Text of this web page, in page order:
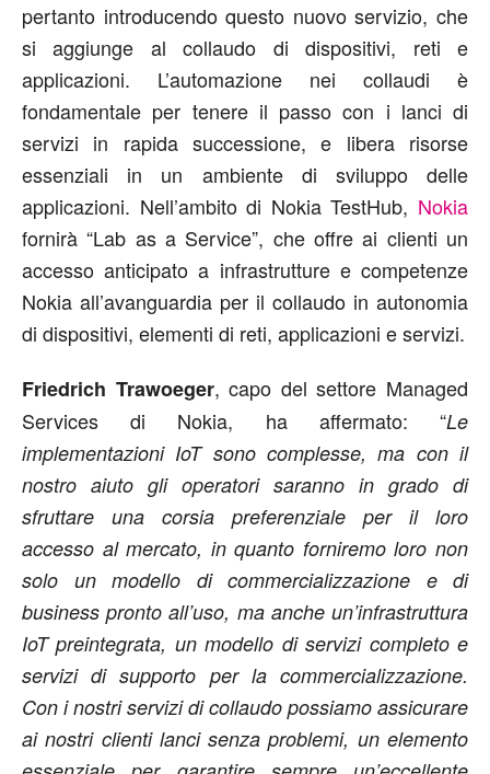
pertanto introducendo questo nuovo servizio, che
si aggiunge al collaudo di dispositivi, reti e
applicazioni. L’automazione nei collaudi è
fondamentale per tenere il passo con i lanci di
servizi in rapida successione, e libera risorse
essenziali in un ambiente di sviluppo delle
applicazioni. Nell’ambito di Nokia TestHub, Nokia
fornirà “Lab as a Service”, che offre ai clienti un
accesso anticipato a infrastrutture e competenze
Nokia all’avanguardia per il collaudo in autonomia
di dispositivi, elementi di reti, applicazioni e servizi.
Friedrich Trawoeger, capo del settore Managed
Services di Nokia, ha affermato: “Le
implementazioni IoT sono complesse, ma con il
nostro aiuto gli operatori saranno in grado di
sfruttare una corsia preferenziale per il loro
accesso al mercato, in quanto forniremo loro non
solo un modello di commercializzazione e di
business pronto all’uso, ma anche un’infrastruttura
IoT preintegrata, un modello di servizi completo e
servizi di supporto per la commercializzazione.
Con i nostri servizi di collaudo possiamo assicurare
ai nostri clienti lanci senza problemi, un elemento